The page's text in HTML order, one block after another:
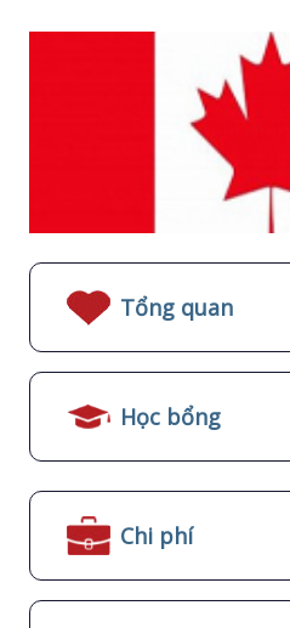
Tổng quan
Học bổng
Chi phí